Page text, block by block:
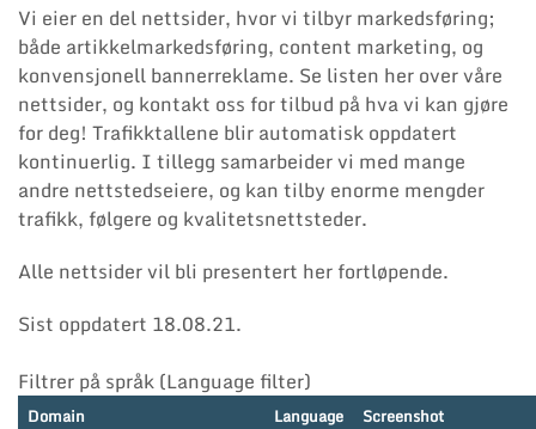
Vi eier en del nettsider, hvor vi tilbyr markedsføring;
både artikkelmarkedsføring, content marketing, og
konvensjonell bannerreklame. Se listen her over våre
nettsider, og kontakt oss for tilbud på hva vi kan gjøre
for deg! Trafikktallene blir automatisk oppdatert
kontinuerlig. I tillegg samarbeider vi med mange
andre nettstedseiere, og kan tilby enorme mengder
trafikk, følgere og kvalitetsnettsteder.
Alle nettsider vil bli presentert her fortløpende.
Sist oppdatert 18.08.21.
Filtrer på språk (Language filter)
Domain Language Screenshot